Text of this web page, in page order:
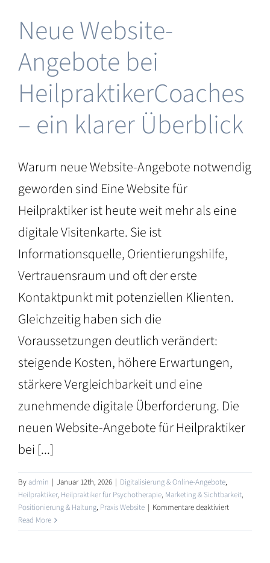
Neue Website-
Angebote bei
HeilpraktikerCoaches
– ein klarer Überblick
Warum neue Website-Angebote notwendig
geworden sind Eine Website für
Heilpraktiker ist heute weit mehr als eine
digitale Visitenkarte. Sie ist
Informationsquelle, Orientierungshilfe,
Vertrauensraum und oft der erste
Kontaktpunkt mit potenziellen Klienten.
Gleichzeitig haben sich die
Voraussetzungen deutlich verändert:
steigende Kosten, höhere Erwartungen,
stärkere Vergleichbarkeit und eine
zunehmende digitale Überforderung. Die
neuen Website-Angebote für Heilpraktiker
bei [...]
Byadmin | Januar 12th, 2026 | Digitalisierung & Online-Angebote,
Heilpraktiker, Heilpraktiker für Psychotherapie, Marketing & Sichtbarkeit,
Positionierung & Haltung, Praxis Website | Kommentare deaktiviertfür
Website-
Read More